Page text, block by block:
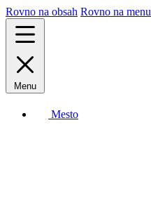
Rovno na obsah Rovno na menu
Menu
Mesto